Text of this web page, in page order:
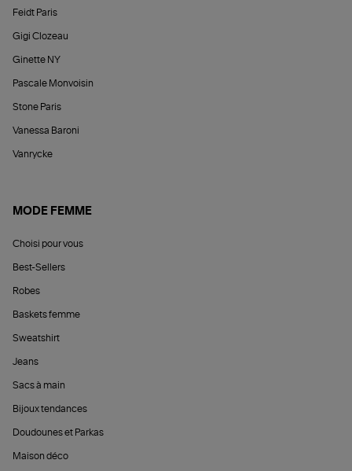
Feidt Paris
Gigi Clozeau
Ginette NY
Pascale Monvoisin
Stone Paris
Vanessa Baroni
Vanrycke
MODE FEMME
Choisi pour vous
Best-Sellers
Robes
Baskets femme
Sweatshirt
Jeans
Sacs à main
Bijoux tendances
Doudounes et Parkas
Maison déco